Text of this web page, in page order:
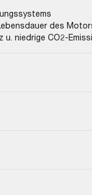
des
niedrige CO2-